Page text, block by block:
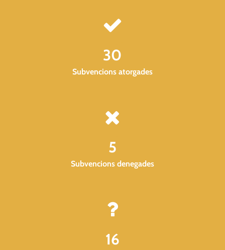
30
Subvencions atorgades
5
Subvencions denegades
16